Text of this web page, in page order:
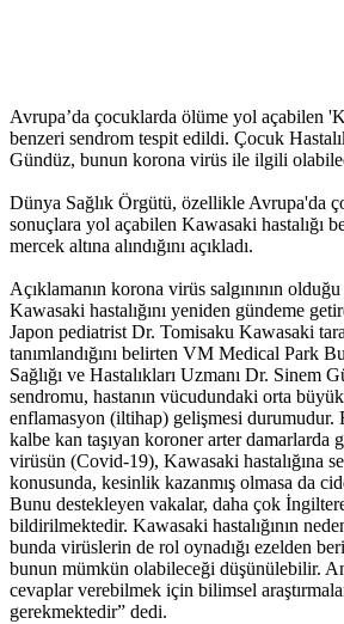
Avrupa’da çocuklarda ölüme yol açabilen
benzeri sendrom tespit edildi. Çocuk
Gündüz, bunun korona virüs ile ilgili
Dünya Sağlık Örgütü, özellikle Avrupa'da
sonuçlara yol açabilen Kawasaki hastalığı
mercek altına alındığını açıkladı.
Açıklamanın korona virüs salgınının
Kawasaki hastalığını yeniden gündeme
Japon pediatrist Dr. Tomisaku Kawasaki
tanımlandığını belirten VM Medical Park
Sağlığı ve Hastalıkları Uzmanı Dr. Sinem
sendromu, hastanın vücudundaki orta
enflamasyon (iltihap) gelişmesi durumudur.
kalbe kan taşıyan koroner arter damarlarda
virüsün (Covid-19), Kawasaki hastalığına
konusunda, kesinlik kazanmış olmasa da
Bunu destekleyen vakalar, daha çok
bildirilmektedir. Kawasaki hastalığının
bunda virüslerin de rol oynadığı ezelden
bunun mümkün olabileceği düşünülebilir.
cevaplar verebilmek için bilimsel
gerekmektedir” dedi.